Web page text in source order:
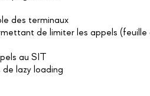
des terminaux
de limiter les appels (feuille
au SIT
lazy loading